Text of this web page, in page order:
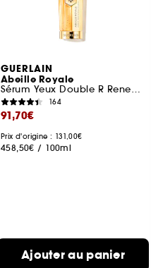
GUERLAIN
Abeille Royale
Sérum Yeux Double R Renew & Repair
164
91,70€
Prix d'origine : 131,00€
458,50€ / 100ml
Ajouter au panier